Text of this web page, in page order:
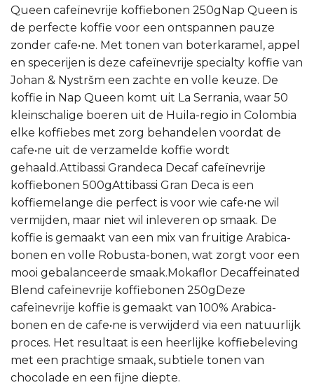
Queen cafeïnevrije koffiebonen 250gNap Queen is
de perfecte koffie voor een ontspannen pauze
zonder cafe•ne. Met tonen van boterkaramel, appel
en specerijen is deze cafeïnevrije specialty koffie van
Johan & Nystršm een zachte en volle keuze. De
koffie in Nap Queen komt uit La Serrania, waar 50
kleinschalige boeren uit de Huila-regio in Colombia
elke koffiebes met zorg behandelen voordat de
cafe•ne uit de verzamelde koffie wordt
gehaald.Attibassi Grandeca Decaf cafeïnevrije
koffiebonen 500gAttibassi Gran Deca is een
koffiemelange die perfect is voor wie cafe•ne wil
vermijden, maar niet wil inleveren op smaak. De
koffie is gemaakt van een mix van fruitige Arabica-
bonen en volle Robusta-bonen, wat zorgt voor een
mooi gebalanceerde smaak.Mokaflor Decaffeinated
Blend cafeïnevrije koffiebonen 250gDeze
cafeïnevrije koffie is gemaakt van 100% Arabica-
bonen en de cafe•ne is verwijderd via een natuurlijk
proces. Het resultaat is een heerlijke koffiebeleving
met een prachtige smaak, subtiele tonen van
chocolade en een fijne diepte.